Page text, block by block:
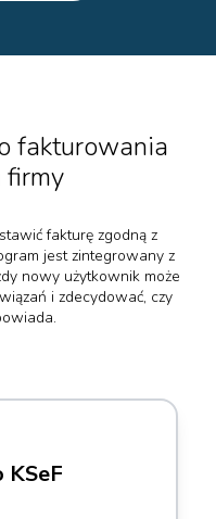
fakturowania
fakturę zgodną z
jest zintegrowany z
nowy użytkownik może
i zdecydować, czy
KSeF